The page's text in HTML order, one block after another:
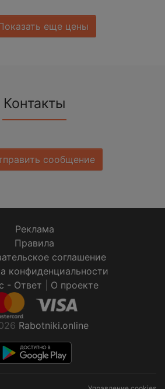
еще цены
Контакты
сообщение
Реклама
Правила
соглашение
конфиденциальности
- Ответ
О проекте
Rabotniki.online